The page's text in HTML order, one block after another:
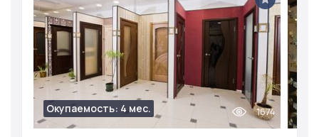
Окупаемость: 4 мес. 1674